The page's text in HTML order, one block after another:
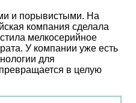
и порывистыми. На
компания сделала
мелкосерийное
У компании уже есть
для
в целую